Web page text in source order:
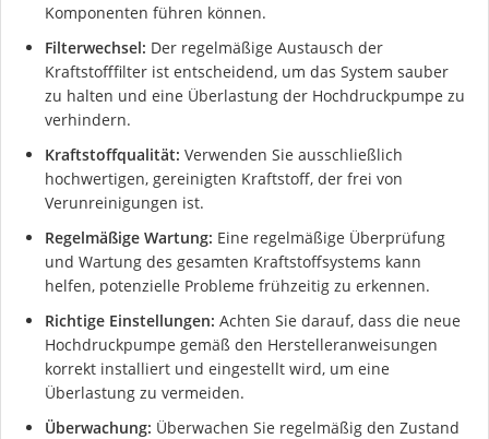
Komponenten führen können.
Filterwechsel: Der regelmäßige Austausch der
Kraftstofffilter ist entscheidend, um das System sauber
zu halten und eine Überlastung der Hochdruckpumpe zu
verhindern.
Kraftstoffqualität: Verwenden Sie ausschließlich
hochwertigen, gereinigten Kraftstoff, der frei von
Verunreinigungen ist.
Regelmäßige Wartung: Eine regelmäßige Überprüfung
und Wartung des gesamten Kraftstoffsystems kann
helfen, potenzielle Probleme frühzeitig zu erkennen.
Richtige Einstellungen: Achten Sie darauf, dass die neue
Hochdruckpumpe gemäß den Herstelleranweisungen
korrekt installiert und eingestellt wird, um eine
Überlastung zu vermeiden.
Überwachung: Überwachen Sie regelmäßig den Zustand